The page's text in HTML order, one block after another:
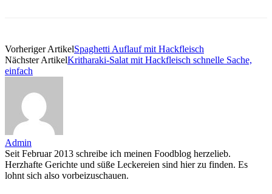
Vorheriger ArtikelSpaghetti Auflauf mit Hackfleisch
Nächster ArtikelKritharaki-Salat mit Hackfleisch schnelle Sache,
einfach
Admin
Seit Februar 2013 schreibe ich meinen Foodblog herzelieb.
Herzhafte Gerichte und süße Leckereien sind hier zu finden. Es
lohnt sich also vorbeizuschauen.